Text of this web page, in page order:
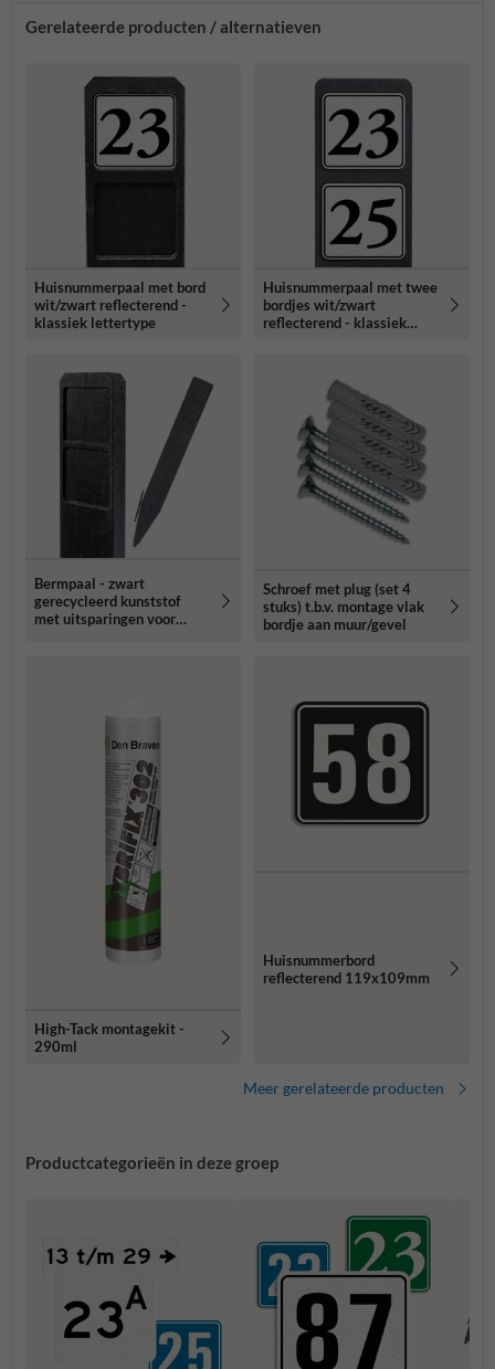
Gerelateerde producten / alternatieven
Huisnummerpaal met bord
wit/zwart reflecterend -
klassiek lettertype
Huisnummerpaal met twee
bordjes wit/zwart
reflecterend - klassiek
Bermpaal - zwart
gerecycleerd kunststof
met uitsparingen voor
Schroef met plug (set 4
stuks) t.b.v. montage vlak
bordje aan muur/gevel
High-Tack montagekit -
290ml
Huisnummerbord
reflecterend 119x109mm
Meer gerelateerde producten
Productcategorieën in deze groep